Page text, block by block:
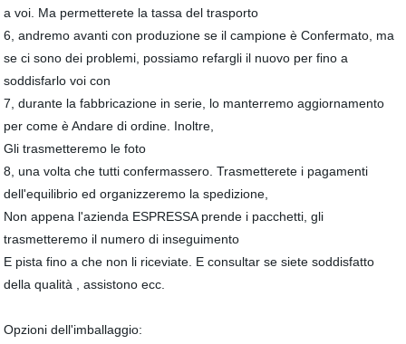
a voi. Ma permetterete la tassa del trasporto
6, andremo avanti con produzione se il campione è Confermato, ma
se ci sono dei problemi, possiamo refargli il nuovo per fino a
soddisfarlo voi con
7, durante la fabbricazione in serie, lo manterremo aggiornamento
per come è Andare di ordine. Inoltre,
Gli trasmetteremo le foto
8, una volta che tutti confermassero. Trasmetterete i pagamenti
dell'equilibrio ed organizzeremo la spedizione,
Non appena l'azienda ESPRESSA prende i pacchetti, gli
trasmetteremo il numero di inseguimento
E pista fino a che non li riceviate. E consultar se siete soddisfatto
della qualità , assistono ecc.
Opzioni dell'imballaggio: